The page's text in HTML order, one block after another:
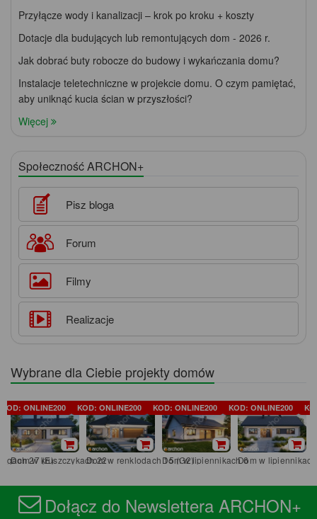
Przyłącze wody i kanalizacji – krok po kroku + koszty
Dotacje dla budujących lub remontujących dom - 2026 r.
Jak dobrać buty robocze do budowy i wykańczania domu?
Instalacje teletechniczne w projekcie domu. O czym pamiętać,
aby uniknąć kucia ścian w przyszłości?
Więcej
Społeczność ARCHON+
Pisz bloga
Forum
Filmy
Realizacje
Wybrane dla Ciebie projekty domów
27 (E)
KOD: ONLINE200
Dom w kruszczykach 22
KOD: ONLINE200
Dom w renklodach 15 (G2)
KOD: ONLINE200
Dom w lipiennikach 6
KOD: ONLINE200
Dom w
Dołącz do Newslettera ARCHON+